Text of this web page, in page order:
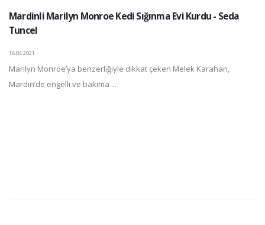
Mardinli Marilyn Monroe Kedi Sığınma Evi Kurdu - Seda
Tuncel
16.04.2021
Marilyn Monroe’ya benzerliğiyle dikkat çeken Melek Karahan,
Mardin’de engelli ve bakıma ...